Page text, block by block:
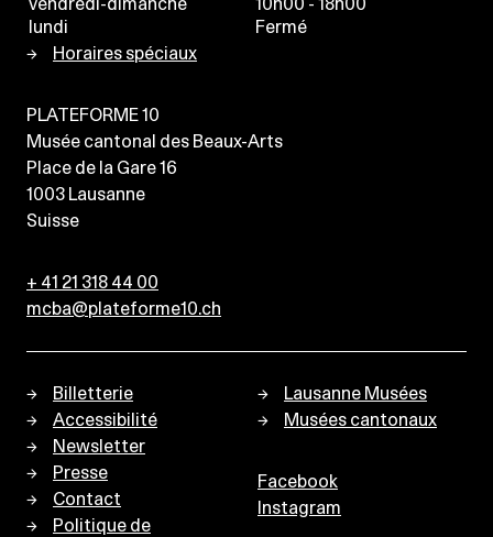
vendredi-dimanche
10h00 - 18h00
lundi
Fermé
Horaires spéciaux
PLATEFORME 10
Musée cantonal des Beaux-Arts
Place de la Gare 16
1003 Lausanne
Suisse
+ 41 21 318 44 00
mcba@plateforme10.ch
Billetterie
Accessibilité
Newsletter
Presse
Contact
Politique de
Lausanne Musées
Musées cantonaux
Facebook
Instagram